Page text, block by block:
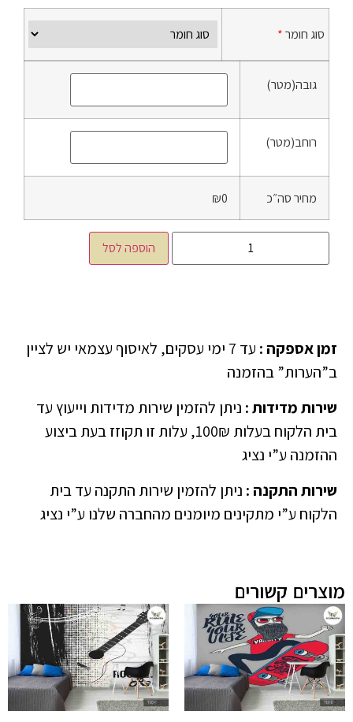
סוג חומר*
גובה(מטר)
רוחב(מטר)
מחיר סה״כ ₪0
הוספה לסל
זמן אספקה :
עד 7 ימי עסקים, לאיסוף עצמאי יש לציין
ב”הערות” בהזמנה
שירות מדידות: ניתן להזמין שירות מדידות וייעוץ עד
בית הלקוח בעלות 100₪, עלות זו תקוזז בעת ביצוע
ההזמנה ע”י נציג
שירות התקנה : ניתן להזמין שירות התקנה עד בית
הלקוח ע”י מתקינים מיומנים מהחברה שלנו ע”י נציג
מוצרים קשורים